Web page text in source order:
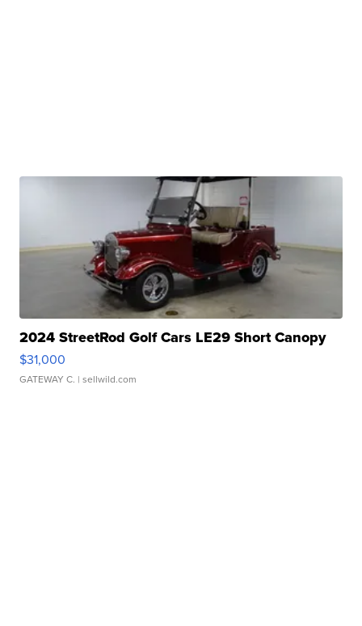
2024 StreetRod Golf Cars LE29 Short Canopy
$31,000
GATEWAY C. | sellwild.com